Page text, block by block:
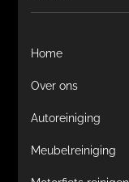
Home
Over ons
Autoreiniging
Meubelreiniging